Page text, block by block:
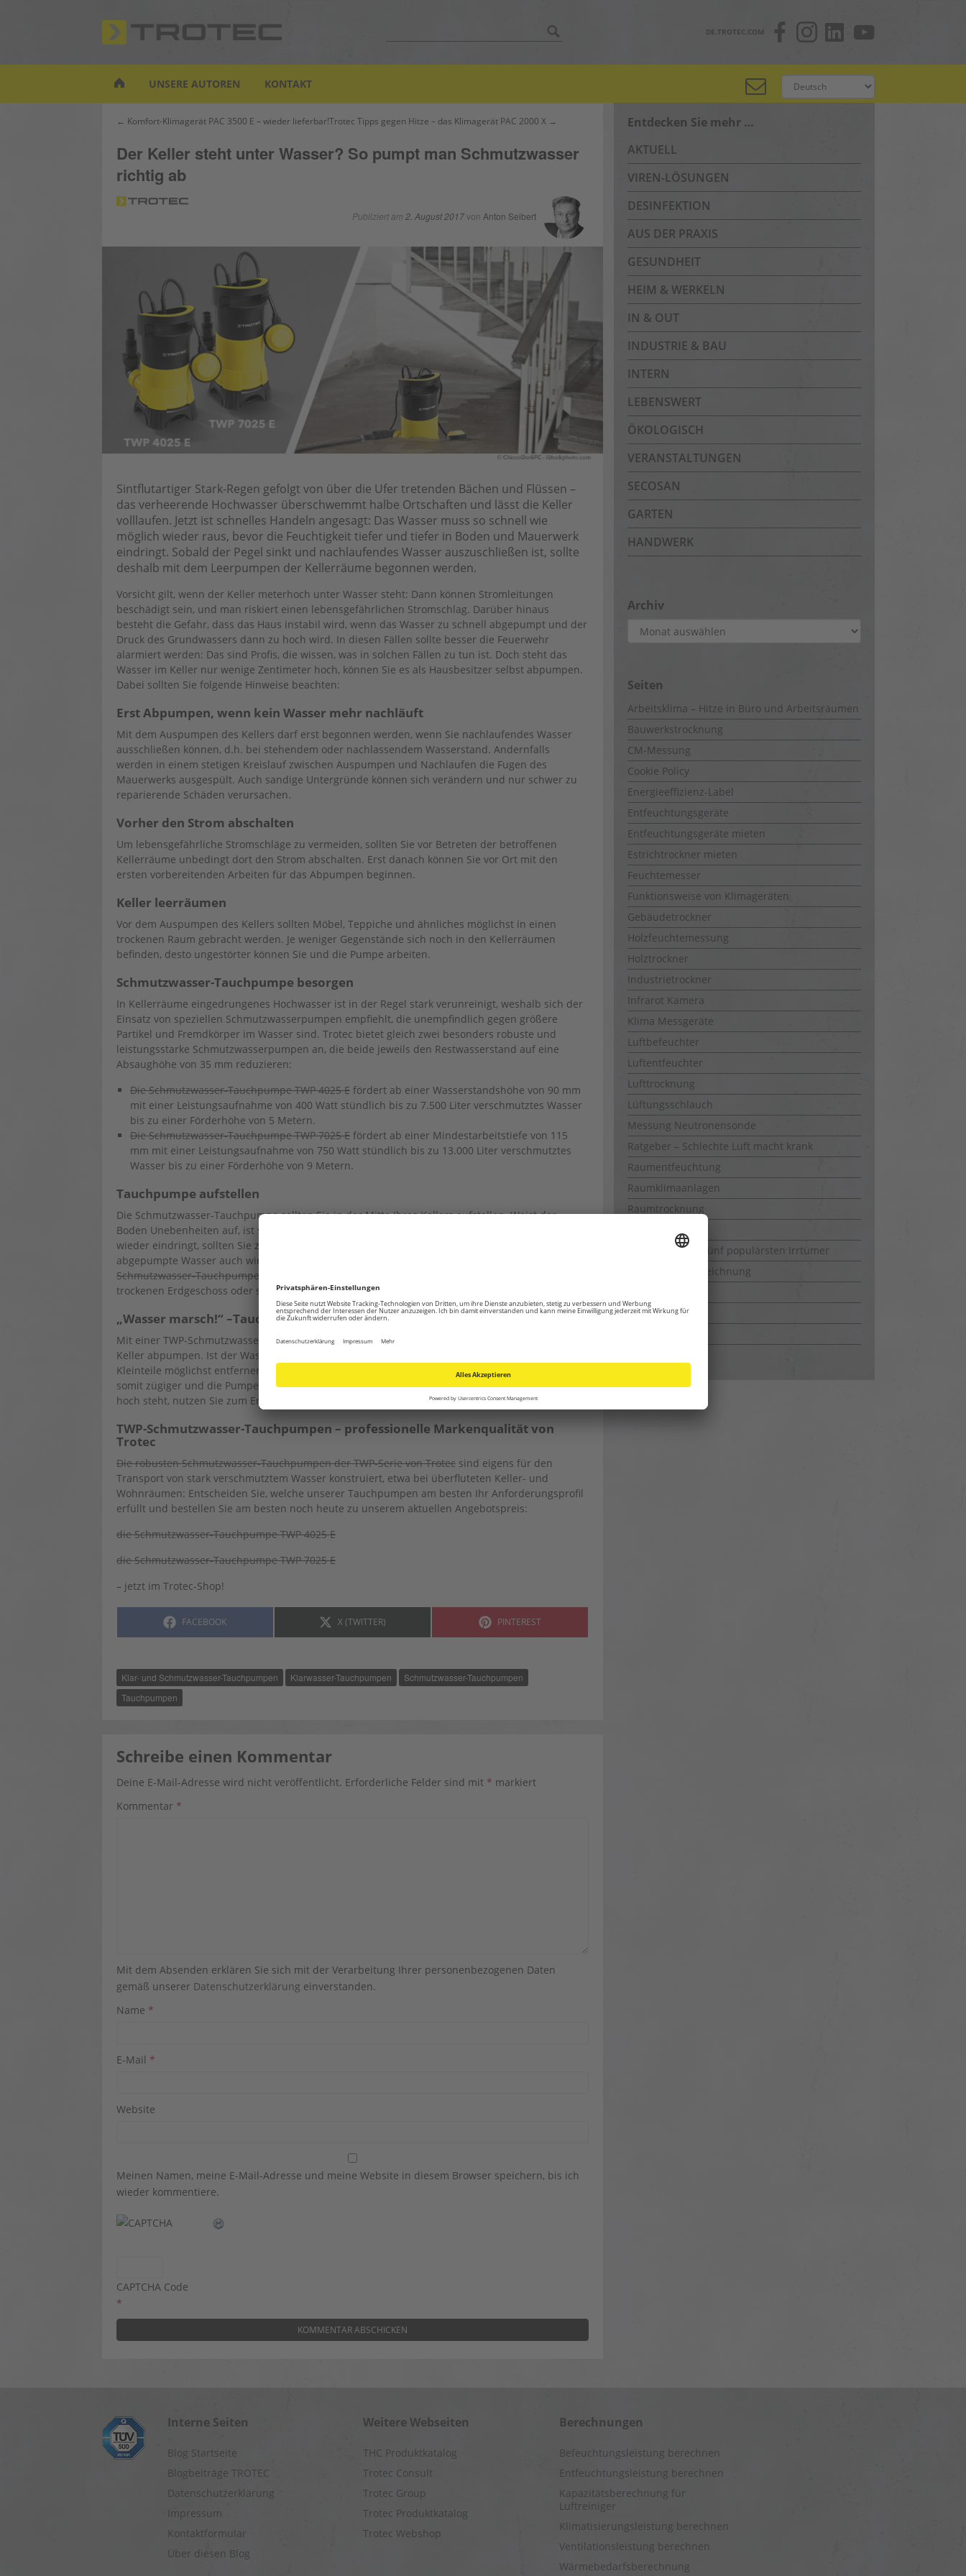
m
DE.TROTEC.COM
UNSERE AUTOREN KONTAKT
Beitrags-
← Komfort-Klimagerät PAC 3500 E – wieder lieferbar!Trotec Tipps gegen Hitze – das Klimagerät PAC 2000 X →
Der Keller steht unter Wasser? So pumpt man Schmutzwasser
richtig ab
Publiziert am 2. August 2017von Anton Seibert
Sintflutartiger Stark-Regen gefolgt von über die Ufer tretenden Bächen und Flüssen –
das verheerende Hochwasser überschwemmt halbe Ortschaften und lässt die Keller
volllaufen. Jetzt ist schnelles Handeln angesagt: Das Wasser muss so schnell wie
möglich wieder raus, bevor die Feuchtigkeit tiefer und tiefer in Boden und Mauerwerk
eindringt. Sobald der Pegel sinkt und nachlaufendes Wasser auszuschließen ist, sollte
deshalb mit dem Leerpumpen der Kellerräume begonnen werden.
Vorsicht gilt, wenn der Keller meterhoch unter Wasser steht: Dann können Stromleitungen
beschädigt sein, und man riskiert einen lebensgefährlichen Stromschlag. Darüber hinaus
besteht die Gefahr, dass das Haus instabil wird, wenn das Wasser zu schnell abgepumpt und der
Druck des Grundwassers dann zu hoch wird. In diesen Fällen sollte besser die Feuerwehr
alarmiert werden: Das sind Profis, die wissen, was in solchen Fällen zu tun ist. Doch steht das
Wasser im Keller nur wenige Zentimeter hoch, können Sie es als Hausbesitzer selbst abpumpen.
Dabei sollten Sie folgende Hinweise beachten:
Erst Abpumpen, wenn kein Wasser mehr nachläuft
Mit dem Auspumpen des Kellers darf erst begonnen werden, wenn Sie nachlaufendes Wasser
ausschließen können, d.h. bei stehendem oder nachlassendem Wasserstand. Andernfalls
werden in einem stetigen Kreislauf zwischen Auspumpen und Nachlaufen die Fugen des
Mauerwerks ausgespült. Auch sandige Untergründe können sich verändern und nur schwer zu
reparierende Schäden verursachen.
Vorher den Strom abschalten
Um lebensgefährliche Stromschläge zu vermeiden, sollten Sie vor Betreten der betroffenen
Kellerräume unbedingt dort den Strom abschalten. Erst danach können Sie vor Ort mit den
ersten vorbereitenden Arbeiten für das Abpumpen beginnen.
Keller leerräumen
Vor dem Auspumpen des Kellers sollten Möbel, Teppiche und ähnliches möglichst in einen
trockenen Raum gebracht werden. Je weniger Gegenstände sich noch in den Kellerräumen
befinden, desto ungestörter können Sie und die Pumpe arbeiten.
Schmutzwasser-Tauchpumpe besorgen
In Kellerräume eingedrungenes Hochwasser ist in der Regel stark verunreinigt, weshalb sich der
Einsatz von speziellen Schmutzwasserpumpen empfiehlt, die unempfindlich gegen größere
Partikel und Fremdkörper im Wasser sind. Trotec bietet gleich zwei besonders robuste und
leistungsstarke Schmutzwasserpumpen an, die beide jeweils den Restwasserstand auf eine
Absaughöhe von 35 mm reduzieren:
Die Schmutzwasser-Tauchpumpe TWP 4025 E fördert ab einer Wasserstandshöhe von 90 mm
mit einer Leistungsaufnahme von 400 Watt stündlich bis zu 7.500 Liter verschmutztes Wasser
bis zu einer Förderhöhe von 5 Metern.
Die Schmutzwasser-Tauchpumpe TWP 7025 E fördert ab einer Mindestarbeitstiefe von 115
mm mit einer Leistungsaufnahme von 750 Watt stündlich bis zu 13.000 Liter verschmutztes
Wasser bis zu einer Förderhöhe von 9 Metern.
Tauchpumpe aufstellen
Die Schmutzwasser-Tauchpumpe sollten Sie in der Mitte Ihres Kellers aufstellen. Weist der
Boden Unebenheiten auf, ist sie an der tiefsten Stelle zu platzieren. Damit das Wasser nicht
wieder eindringt, sollten Sie zudem darauf achten, den Ablauf der Pumpe so zu legen, dass das
abgepumpte Wasser auch wirklich draußen bleibt. Die 10 Meter langen Stromkabel der
Schmutzwasser-Tauchpumpen
trockenen Erdgeschoss oder sogar im ersten Stock anzuschließen.
„Wasser marsch!“ –Tauchpumpe starten
Mit einer TWP-Schmutzwasser-Tauchpumpe können Sie den größten Teil des Wassers aus dem
Keller abpumpen. Ist der Wasserspiegel auf etwa 20 Zentimeter gesunken, sollten Sie alle
Kleinteile möglichst entfernen oder von der Pumpe fernhalten. Das weitere Abpumpen verläuft
somit zügiger und die Pumpe verstopft nicht. Sobald das Wasser nur noch wenige Millimeter
hoch steht, nutzen Sie zum Entfernen dieses Restwassers Kelle, Eimer und saugfähige Tücher.
TWP-Schmutzwasser-Tauchpumpen – professionelle Markenqualität von
Trotec
Die robusten Schmutzwasser-Tauchpumpen der TWP-Serie von Trotec sind eigens für den
Transport von stark verschmutztem Wasser konstruiert, etwa bei überfluteten Keller- und
Wohnräumen: Entscheiden Sie, welche unserer Tauchpumpen am besten Ihr Anforderungsprofil
erfüllt und bestellen Sie am besten noch heute zu unserem aktuellen Angebotspreis:
die Schmutzwasser-Tauchpumpe TWP 4025 E
die Schmutzwasser-Tauchpumpe TWP 7025 E
– jetzt im Trotec-Shop!
SHARE
FACEBOOK SHARE
ON
X (TWITTER) SHARE
PINTEREST
Klar- und Schmutzwasser-Tauchpumpen Klarwasser-Tauchpumpen
Schmutzwasser-Tauchpumpen
Tauchpumpen
Schreibe einen Kommentar
Deine E-Mail-Adresse wird nicht veröffentlicht. Erforderliche Felder sind mit * markiert
Kommentar *
Mit dem Absenden erklären Sie sich mit der Verarbeitung Ihrer personenbezogenen Daten
gemäß unserer Datenschutzerklärung einverstanden.
Name *
E-Mail *
Website
Meinen Namen, meine E-Mail-Adresse und meine Website in diesem Browser speichern, bis ich
wieder kommentiere.
CAPTCHA Code
*
Entdecken Sie mehr …
AKTUELL
VIREN-LÖSUNGEN
DESINFEKTION
AUS DER PRAXIS
GESUNDHEIT
HEIM & WERKELN
IN & OUT
INDUSTRIE & BAU
INTERN
LEBENSWERT
ÖKOLOGISCH
VERANSTALTUNGEN
SECOSAN
GARTEN
HANDWERK
Archiv
Archiv
Seiten
Arbeitsklima – Hitze in Büro und Arbeitsräumen
Bauwerkstrocknung
CM-Messung
Cookie Policy
Energieeffizienz-Label
Entfeuchtungsgeräte
Entfeuchtungsgeräte mieten
Estrichtrockner mieten
Feuchtemesser
Funktionsweise von Klimageräten
Gebäudetrockner
Holzfeuchtemessung
Holztrockner
Industrietrockner
Infrarot Kamera
Klima Messgeräte
Luftbefeuchter
Luftentfeuchter
Lufttrocknung
Lüftungsschlauch
Messung Neutronensonde
Ratgeber – Schlechte Luft macht krank
Raumentfeuchtung
Raumklimaanlagen
Raumtrocknung
Schimmel – die fünf populärsten Irrtümer
Temperaturaufzeichnung
Wallscanner
Interne Seiten
Blog Startseite
Blogbeiträge TROTEC
Datenschutzerklärung
Impressum
Kontaktformular
Über diesen Blog
Weitere Webseiten
THC Produktkatalog
Trotec Consult
Trotec Group
Trotec Produktkatalog
Trotec Webshop
Berechnungen
Befeuchtungsleistung berechnen
Entfeuchtungsleistung berechnen
Kapazitätsberechnung für
Luftreiniger
Klimatisierungsleistung berechnen
Ventilationsleistung berechnen
Wärmebedarfsberechnung